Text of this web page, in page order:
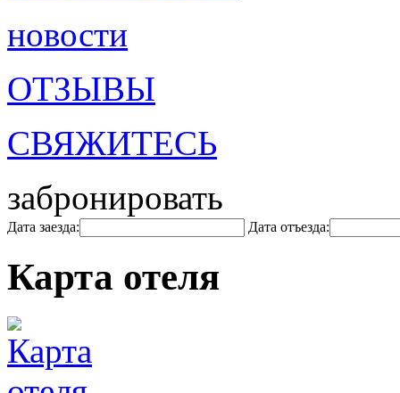
новости
ОТЗЫВЫ
СВЯЖИТЕСЬ
забронировать
Дата заезда: Дата отъезда:
Карта отеля